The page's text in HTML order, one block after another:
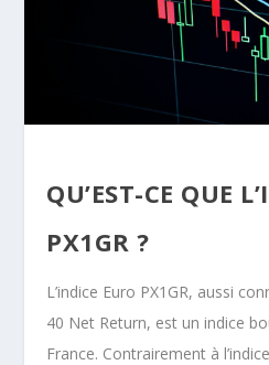
QU’EST-CE QUE
PX1GR ?
L’indice Euro PX1GR, aussi
40 Net Return, est un indice
France. Contrairement à